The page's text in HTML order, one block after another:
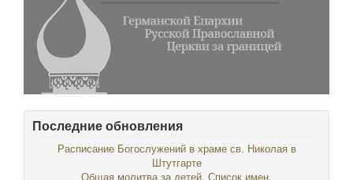
Последние обновления
Расписание Богослужений в храме св. Николая в
Штутгарте
Общая молитва за детей. Список имен.